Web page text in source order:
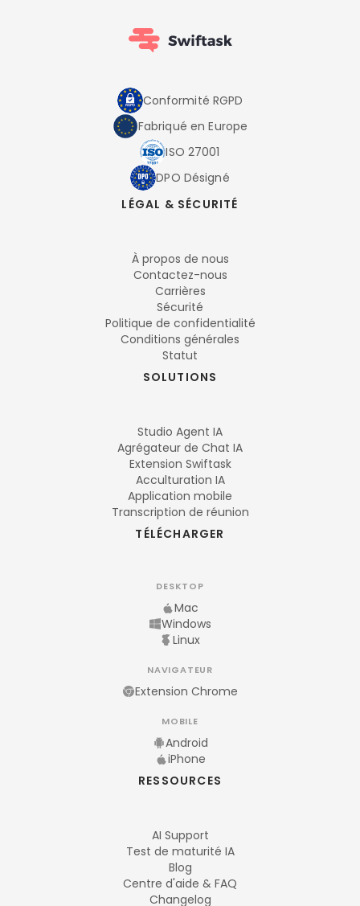
Conformité RGPD
Fabriqué en Europe
ISO 27001
DPO Désigné
LÉGAL & SÉCURITÉ
À propos de nous
Contactez-nous
Carrières
Sécurité
Politique de confidentialité
Conditions générales
Statut
SOLUTIONS
Studio Agent IA
Agrégateur de Chat IA
Extension Swiftask
Acculturation IA
Application mobile
Transcription de réunion
TÉLÉCHARGER
DESKTOP
Mac
Windows
Linux
NAVIGATEUR
Extension Chrome
MOBILE
Android
iPhone
RESSOURCES
AI Support
Test de maturité IA
Blog
Centre d'aide & FAQ
Changelog